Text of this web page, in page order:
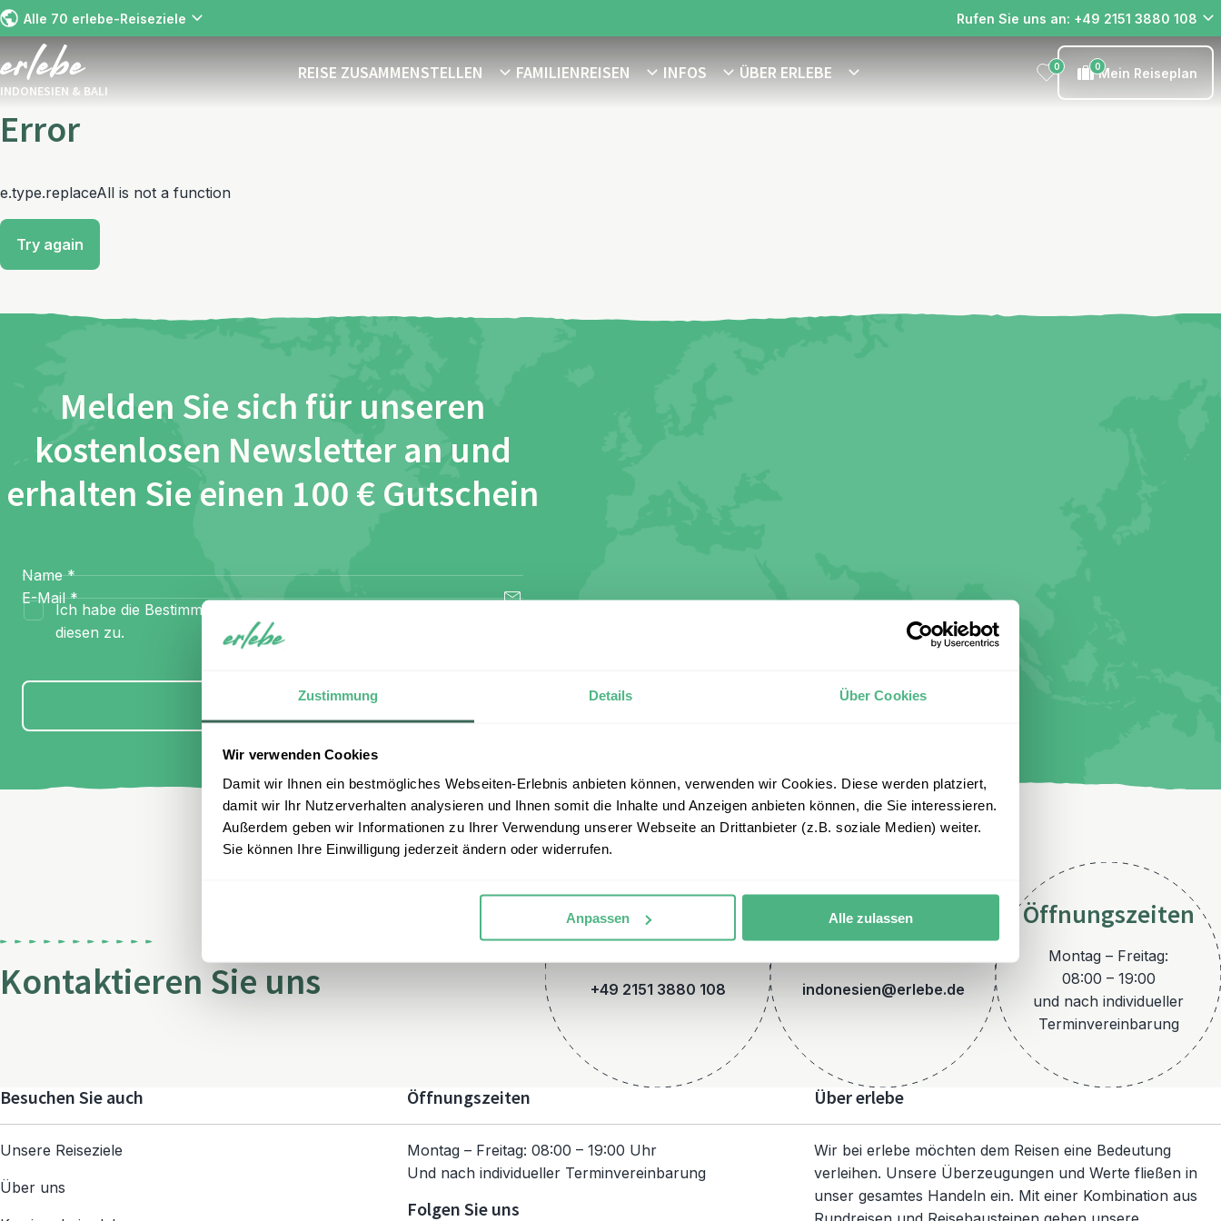
Zustimmung Details Über Cookies
Wir verwenden Cookies
Damit wir Ihnen ein bestmögliches Webseiten-Erlebnis anbieten können, verwenden wir Cookies. Diese werden platziert,
damit wir Ihr Nutzerverhalten analysieren und Ihnen somit die Inhalte und Anzeigen anbieten können, die Sie interessieren.
Außerdem geben wir Informationen zu Ihrer Verwendung unserer Webseite an Drittanbieter (z.B. soziale Medien) weiter.
Sie können Ihre Einwilligung jederzeit ändern oder widerrufen.
Anpassen Alle zulassen
Alle 70 erlebe-Reiseziele Rufen Sie uns an: +49 2151 3880 108
INDONESIEN & BALI
REISE ZUSAMMENSTELLEN FAMILIENREISEN INFOS ÜBER ERLEBE 0 0Mein Reiseplan
Error
e.type.replaceAll is not a function
Try again
Melden Sie sich für unseren
kostenlosen Newsletter an und
erhalten Sie einen 100 € Gutschein
Name *
E-Mail *
Ich habe die Bestimmungen zum
diesen zu.
Anmelden
Kontaktieren Sie uns
Telefon
+49 2151 3880 108
E-Mail
indonesien@erlebe.de
Öffnungszeiten
Montag – Freitag:
08:00 – 19:00
und nach individueller
Terminvereinbarung
Besuchen Sie auch
Unsere Reiseziele
Über uns
Öffnungszeiten
Montag – Freitag: 08:00 – 19:00 Uhr
Und nach individueller Terminvereinbarung
Folgen Sie uns
Über erlebe
Wir bei erlebe möchten dem Reisen eine Bedeutung
verleihen. Unsere Überzeugungen und Werte fließen in
unser gesamtes Handeln ein. Mit einer Kombination aus